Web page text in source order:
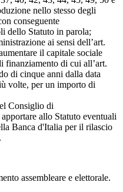
nello stesso degli
conseguente
dello Statuto in parola;
ai sensi dell’art.
il capitale sociale
finanziamento di cui all’art.
di cinque anni dalla data
volte, per un importo di
Consiglio di
allo Statuto eventuali
Banca d'Italia per il rilascio
assembleare e elettorale.